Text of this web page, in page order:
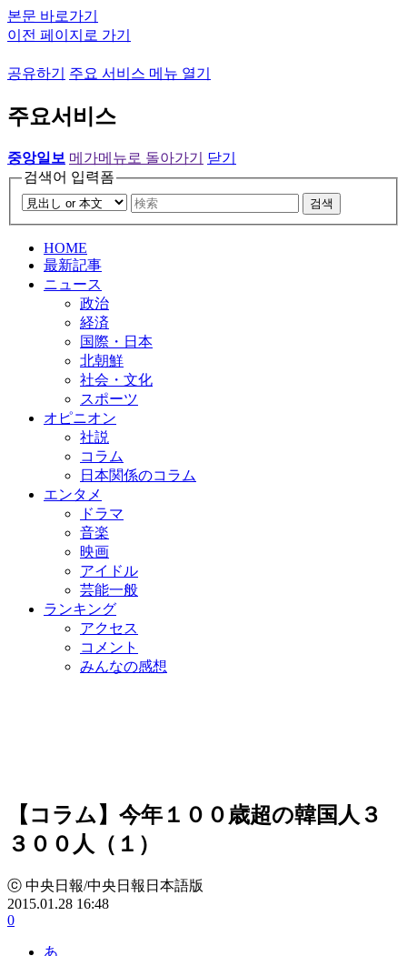
본문 바로가기
이전 페이지로 가기
공유하기 주요 서비스 메뉴 열기
주요서비스
중앙일보 메가메뉴로 돌아가기
닫기
검색어 입력폼
검색
HOME
最新記事
ニュース
政治
経済
国際・日本
北朝鮮
社会・文化
スポーツ
オピニオン
社説
コラム
日本関係のコラム
エンタメ
ドラマ
音楽
映画
アイドル
芸能一般
ランキング
アクセス
コメント
みんなの感想
【コラム】今年１００歳超の韓国人３
３００人（１）
ⓒ 中央日報/中央日報日本語版
2015.01.28 16:48
0
あ